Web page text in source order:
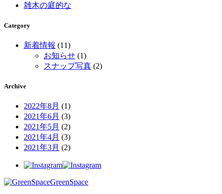
雑木の庭的な
Category
新着情報 (11)
お知らせ (1)
スナップ写真 (2)
Archive
2022年8月 (1)
2021年6月 (3)
2021年5月 (2)
2021年4月 (3)
2021年3月 (2)
GreenSpace